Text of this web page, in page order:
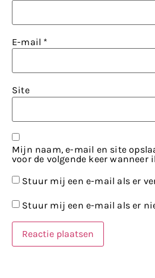
E-mail *
Site
Mijn naam, e-mail en site
voor de volgende keer wanneer
Stuur mij een e-mail als er
Stuur mij een e-mail als er